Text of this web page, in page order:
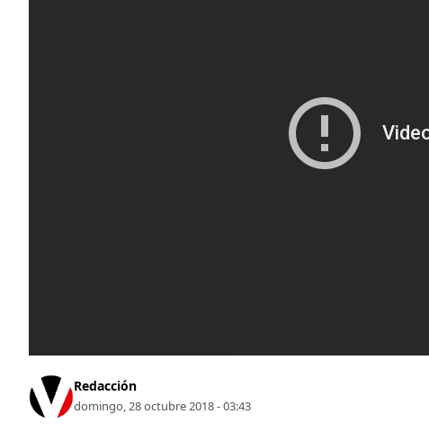
Redacción
domingo, 28 octubre 2018 - 03:43